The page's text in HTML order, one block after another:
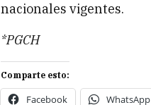
nacionales vigentes.
*PGCH
Comparte esto:
Facebook WhatsApp